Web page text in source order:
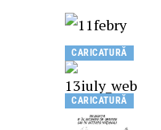
CARICATURĂ
CARICATURĂ